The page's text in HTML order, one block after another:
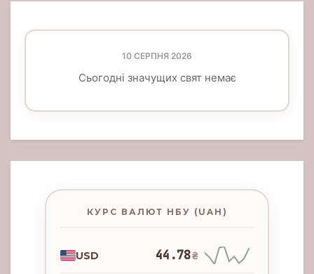
10 СЕРПНЯ 2026
Сьогодні значущих свят немає
КУРС ВАЛЮТ НБУ (UAH)
USD 44.78₴